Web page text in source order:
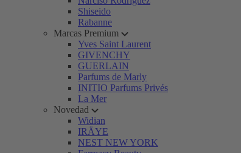
Shiseido
Rabanne
Marcas Premium
Yves Saint Laurent
GIVENCHY
GUERLAIN
Parfums de Marly
INITIO Parfums Privés
La Mer
Novedad
Widian
IRÄYE
NEST NEW YORK